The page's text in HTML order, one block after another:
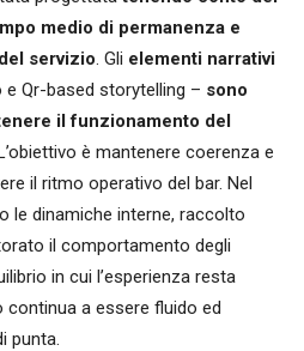
medio di permanenza e
servizio. Gli elementi narrativi
e Qr-based storytelling – sono
il funzionamento del
è mantenere coerenza e
il ritmo operativo del bar. Nel
le dinamiche interne, raccolto
il comportamento degli
in cui l’esperienza resta
continua a essere fluido ed
punta.